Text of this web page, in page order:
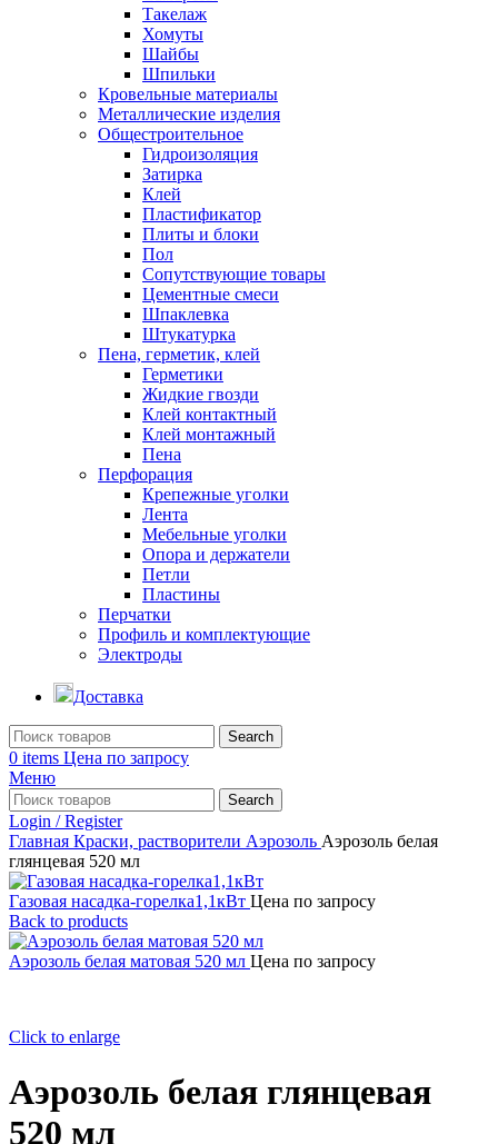
Такелаж
Хомуты
Шайбы
Шпильки
Кровельные материалы
Металлические изделия
Общестроительное
Гидроизоляция
Затирка
Клей
Пластификатор
Плиты и блоки
Пол
Сопутствующие товары
Цементные смеси
Шпаклевка
Штукатурка
Пена, герметик, клей
Герметики
Жидкие гвозди
Клей контактный
Клей монтажный
Пена
Перфорация
Крепежные уголки
Лента
Мебельные уголки
Опора и держатели
Петли
Пластины
Перчатки
Профиль и комплектующие
Электроды
Доставка
Search
0 items Цена по запросу
Меню
Search
Login / Register
Главная Краски, растворители Аэрозоль Аэрозоль белая
глянцевая 520 мл
Газовая насадка-горелка1,1кВт Цена по запросу
Back to products
Аэрозоль белая матовая 520 мл Цена по запросу
Click to enlarge
Аэрозоль белая глянцевая
520 мл